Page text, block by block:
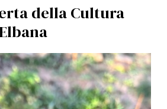
della Cultura